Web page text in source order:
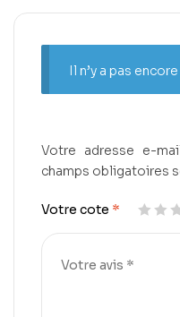
Il n’y a pas encore
Votre adresse e-
champs obligatoires
Votre cote *